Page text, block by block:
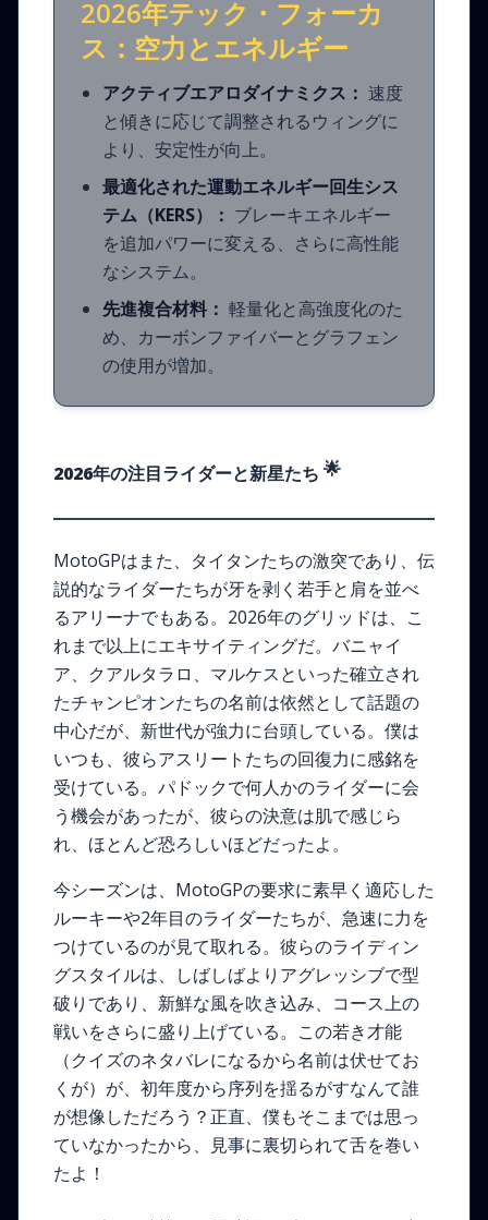
2026年テック・フォーカ
ス：空力とエネルギー
アクティブエアロダイナミクス： 速度
と傾きに応じて調整されるウィングに
より、安定性が向上。
最適化された運動エネルギー回生シス
テム（KERS）： ブレーキエネルギー
を追加パワーに変える、さらに高性能
なシステム。
先進複合材料： 軽量化と高強度化のた
め、カーボンファイバーとグラフェン
の使用が増加。
2026年の注目ライダーと新星たち 🌟
MotoGPはまた、タイタンたちの激突であり、伝
説的なライダーたちが牙を剥く若手と肩を並べ
るアリーナでもある。2026年のグリッドは、こ
れまで以上にエキサイティングだ。バニャイ
ア、クアルタラロ、マルケスといった確立され
たチャンピオンたちの名前は依然として話題の
中心だが、新世代が強力に台頭している。僕は
いつも、彼らアスリートたちの回復力に感銘を
受けている。パドックで何人かのライダーに会
う機会があったが、彼らの決意は肌で感じら
れ、ほとんど恐ろしいほどだったよ。
今シーズンは、MotoGPの要求に素早く適応した
ルーキーや2年目のライダーたちが、急速に力を
つけているのが見て取れる。彼らのライディン
グスタイルは、しばしばよりアグレッシブで型
破りであり、新鮮な風を吹き込み、コース上の
戦いをさらに盛り上げている。この若き才能
（クイズのネタバレになるから名前は伏せてお
くが）が、初年度から序列を揺るがすなんて誰
が想像しただろう？正直、僕もそこまでは思っ
ていなかったから、見事に裏切られて舌を巻い
たよ！